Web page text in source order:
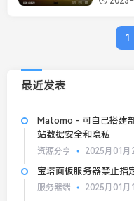
1
最近发表
Matomo - 可自己搭建
站数据安全和隐私
资源分享 2025月01月
宝塔面板服务器禁止指
服务器端 2025月01月